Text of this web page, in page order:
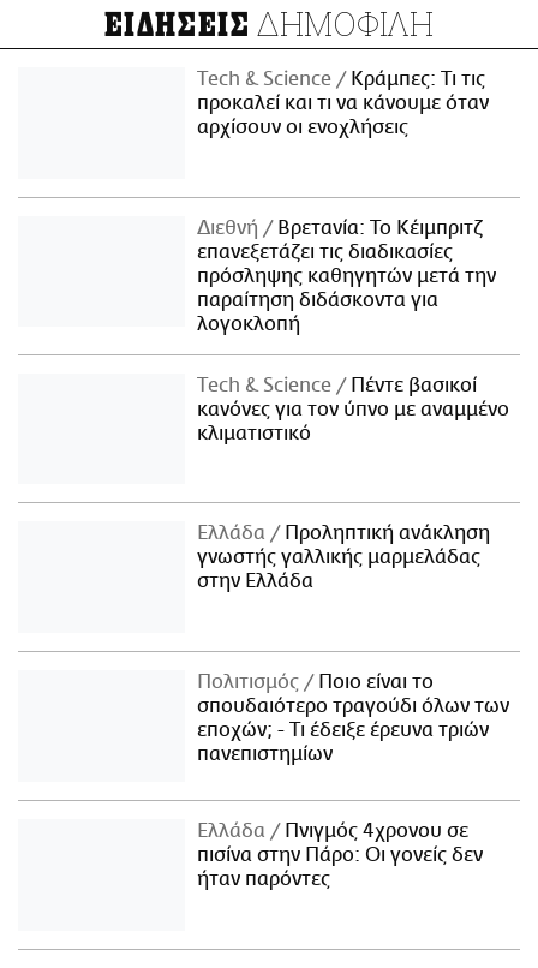
ΕΙΔΗΣΕΙΣ ΔΗΜΟΦΙΛΗ
Τech & Science
Κράμπες: Τι τις
προκαλεί και τι να κάνουμε όταν
αρχίσουν οι ενοχλήσεις
Διεθνή
Βρετανία: Το Κέιμπριτζ
επανεξετάζει τις διαδικασίες
πρόσληψης καθηγητών μετά την
παραίτηση διδάσκοντα για
λογοκλοπή
Τech & Science
Πέντε βασικοί
κανόνες για τον ύπνο με αναμμένο
κλιματιστικό
Ελλάδα
Προληπτική ανάκληση
γνωστής γαλλικής μαρμελάδας
στην Ελλάδα
Πολιτισμός
Ποιο είναι το
σπουδαιότερο τραγούδι όλων των
εποχών; - Τι έδειξε έρευνα τριών
πανεπιστημίων
Ελλάδα
Πνιγμός 4χρονου σε
πισίνα στην Πάρο: Οι γονείς δεν
ήταν παρόντες